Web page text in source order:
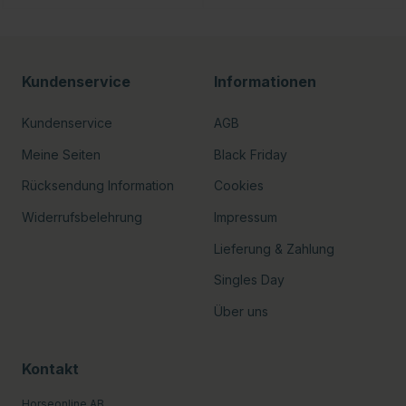
Kundenservice
Kundenservice
Meine Seiten
Rücksendung Information
Widerrufsbelehrung
Informationen
AGB
Black Friday
Cookies
Impressum
Lieferung & Zahlung
Singles Day
Über uns
Kontakt